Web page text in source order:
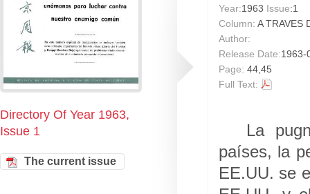
Directory Of Year 1963,
Issue 1
The current issue
Year:1963 Issue:1
Column: A TRAVES
Author:
Release Date:1963-
Page: 44,45
Full Text:
La
países, la
EE.UU. se